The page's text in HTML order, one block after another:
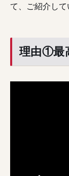
て、ご紹介して
理由①最